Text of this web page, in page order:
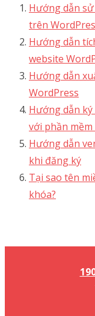
Hướng dẫn
trên
Hướng dẫn
website
Hướng dẫn
WordPress
Hướng dẫn
với phần mềm
Hướng dẫn
khi đăng ký
Tại sao tên
khóa?